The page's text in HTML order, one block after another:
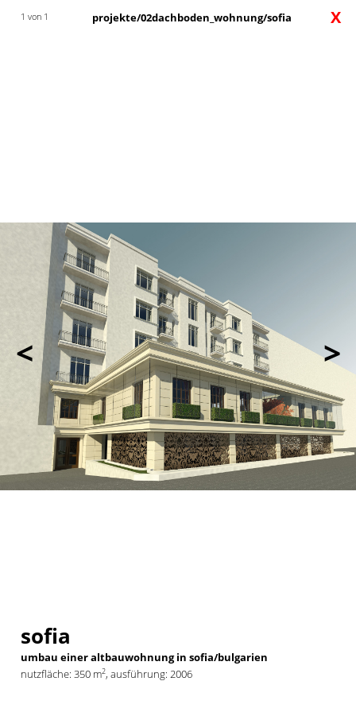
< >
X
1 von 1 projekte/02dachboden_wohnung/sofia
sofia
umbau einer altbauwohnung in sofia/bulgarien
nutzfläche: 350 m2, ausführung: 2006